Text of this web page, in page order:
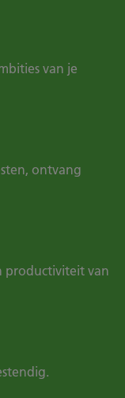
van je
ontvang
productiviteit van